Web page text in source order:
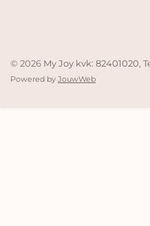
© 2026 My Joy kvk: 82401020,
Powered by JouwWeb